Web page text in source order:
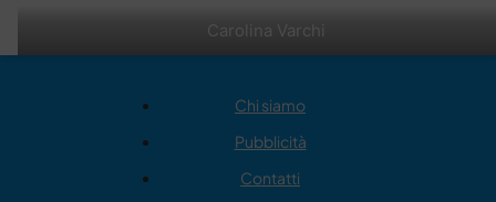
Carolina Varchi
Chi siamo
Pubblicità
Contatti